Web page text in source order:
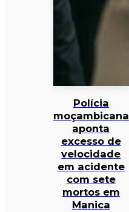
Polícia
moçambicana
aponta
excesso de
velocidade
em acidente
com sete
mortos em
Manica